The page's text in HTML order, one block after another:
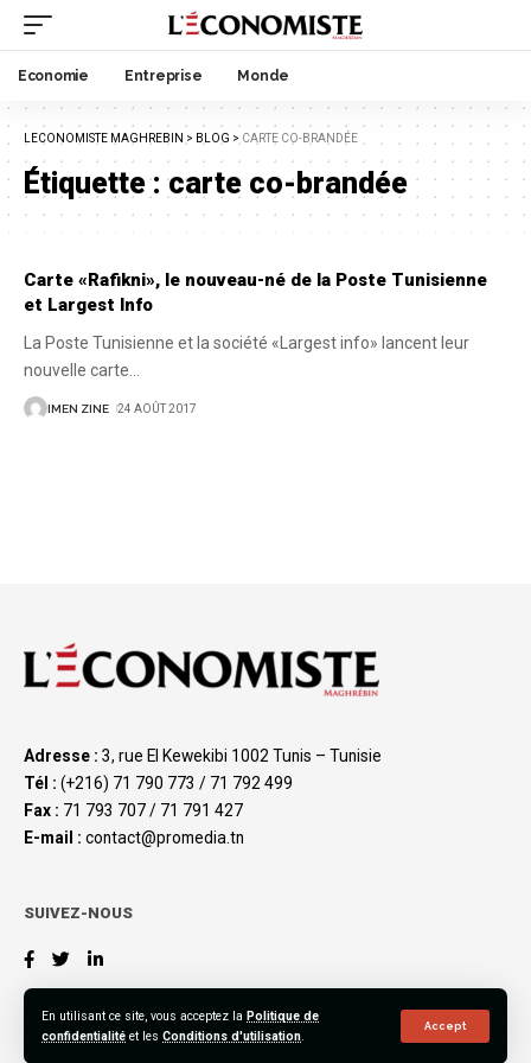
En utilisant ce site, vous acceptez la Politique de
confidentialité et les Conditions d'utilisation.
Accept
Economie Entreprise Monde
LECONOMISTE MAGHREBIN > BLOG > CARTE CO-BRANDÉE
Étiquette :carte co-brandée
Carte «Rafikni», le nouveau-né de la Poste Tunisienne
et Largest Info
La Poste Tunisienne et la société «Largest info» lancent leur
nouvelle carte
IMEN ZINE 24 AOÛT 2017
Adresse : 3, rue El Kewekibi 1002 Tunis – Tunisie
Tél : (+216) 71 790 773 / 71 792 499
Fax : 71 793 707 / 71 791 427
E-mail : contact@promedia.tn
SUIVEZ-NOUS
©2023 L’Économiste Maghrébin, All Rights Reserved